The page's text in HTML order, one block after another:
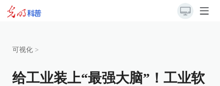
可视化 >
给工业装上“最强大脑”！工业软